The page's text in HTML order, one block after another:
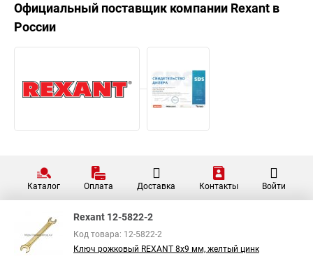
Официальный поставщик компании Rexant в
России
Каталог Оплата Доставка Контакты Войти
Rexant 12-5822-2
Код товара: 12-5822-2
Ключ рожковый REXANT 8х9 мм, желтый цинк